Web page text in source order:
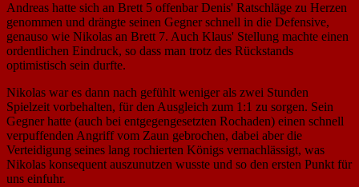
Andreas hatte sich an Brett 5 offenbar Denis' Ratschläge zu Herzen
genommen und drängte seinen Gegner schnell in die Defensive,
genauso wie Nikolas an Brett 7. Auch Klaus' Stellung machte einen
ordentlichen Eindruck, so dass man trotz des Rückstands
optimistisch sein durfte.
Nikolas war es dann nach gefühlt weniger als zwei Stunden
Spielzeit vorbehalten, für den Ausgleich zum 1:1 zu sorgen. Sein
Gegner hatte (auch bei entgegengesetzten Rochaden) einen schnell
verpuffenden Angriff vom Zaun gebrochen, dabei aber die
Verteidigung seines lang rochierten Königs vernachlässigt, was
Nikolas konsequent auszunutzen wusste und so den ersten Punkt für
uns einfuhr.